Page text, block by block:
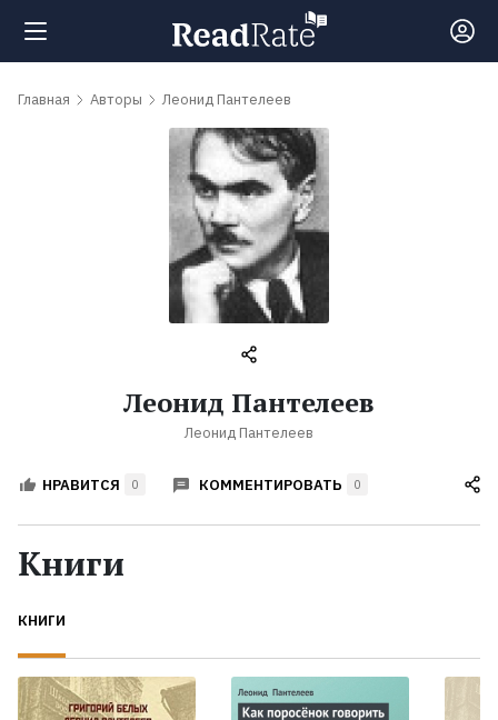
Поиск
обсуждаемые
Авторы
Жанры
Экранизации
Главная Авторы Леонид Пантелеев
Леонид Пантелеев
Леонид Пантелеев
НРАВИТСЯ 0 КОММЕНТИРОВАТЬ 0
Книги
КНИГИ